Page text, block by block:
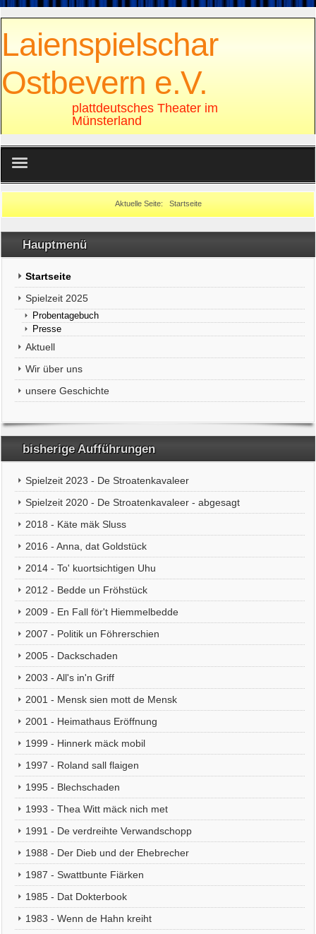
Laienspielschar
Ostbevern e.V.
plattdeutsches Theater im
Münsterland
Rechtliches
Aktuelle Seite: Startseite
Hauptmenü
Startseite
Spielzeit 2025
Probentagebuch
Presse
Aktuell
Wir über uns
unsere Geschichte
bisherige Aufführungen
Spielzeit 2023 - De Stroatenkavaleer
Spielzeit 2020 - De Stroatenkavaleer - abgesagt
2018 - Käte mäk Sluss
2016 - Anna, dat Goldstück
2014 - To' kuortsichtigen Uhu
2012 - Bedde un Fröhstück
2009 - En Fall för't Hiemmelbedde
2007 - Politik un Föhrerschien
2005 - Dackschaden
2003 - All's in'n Griff
2001 - Mensk sien mott de Mensk
2001 - Heimathaus Eröffnung
1999 - Hinnerk mäck mobil
1997 - Roland sall flaigen
1995 - Blechschaden
1993 - Thea Witt mäck nich met
1991 - De verdreihte Verwandschopp
1988 - Der Dieb und der Ehebrecher
1987 - Swattbunte Fiärken
1985 - Dat Dokterbook
1983 - Wenn de Hahn kreiht